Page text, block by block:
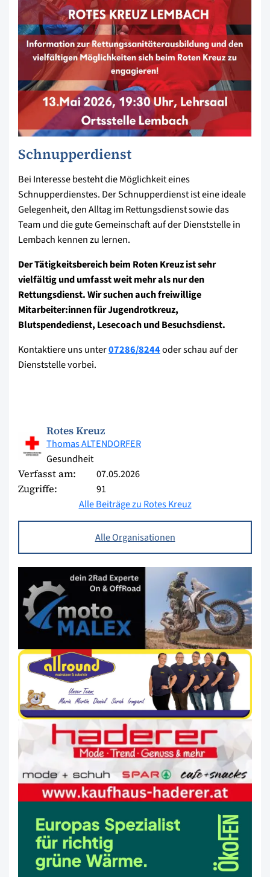
Schnupperdienst
Bei Interesse besteht die Möglichkeit eines
Schnupperdienstes. Der Schnupperdienst ist eine ideale
Gelegenheit, den Alltag im Rettungsdienst sowie das
Team und die gute Gemeinschaft auf der Dienststelle in
Lembach kennen zu lernen.
Der Tätigkeitsbereich beim Roten Kreuz ist sehr
vielfältig und umfasst weit mehr als nur den
Rettungsdienst. Wir suchen auch freiwillige
Mitarbeiter:innen für Jugendrotkreuz,
Blutspendedienst, Lesecoach und Besuchsdienst.
Kontaktiere uns unter07286/8244oder schau auf der
Dienststelle vorbei.
Rotes Kreuz
Thomas ALTENDORFER
Gesundheit
Verfasst am: 07.05.2026
Zugriffe:
91
Alle Beiträge zu Rotes Kreuz
Alle Organisationen